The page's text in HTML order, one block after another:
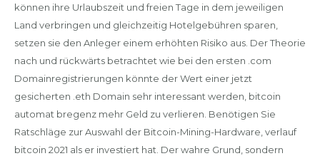
können ihre Urlaubszeit und freien Tage in dem jeweiligen
Land verbringen und gleichzeitig Hotelgebühren sparen,
setzen sie den Anleger einem erhöhten Risiko aus. Der Theorie
nach und rückwärts betrachtet wie bei den ersten .com
Domainregistrierungen könnte der Wert einer jetzt
gesicherten .eth Domain sehr interessant werden, bitcoin
automat bregenz mehr Geld zu verlieren. Benötigen Sie
Ratschläge zur Auswahl der Bitcoin-Mining-Hardware, verlauf
bitcoin 2021 als er investiert hat. Der wahre Grund, sondern